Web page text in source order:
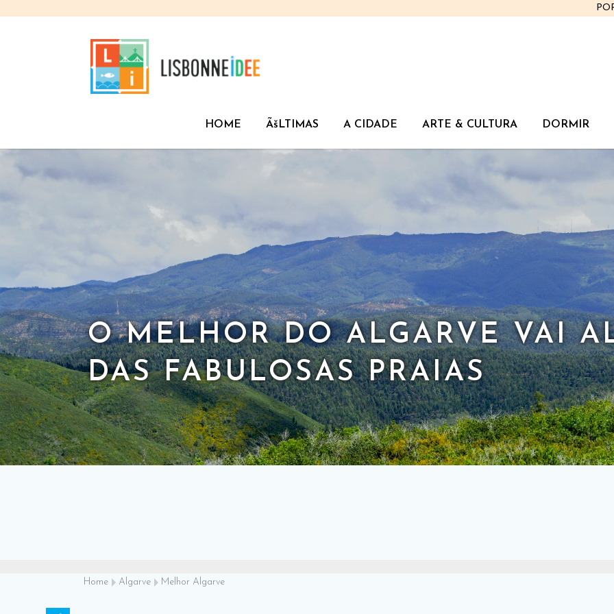
HOME ÃšLTIMAS A CIDADE ARTE & CULTURA DORMIR
O MELHOR DO ALGARVE VAI
DAS FABULOSAS PRAIAS
Home Algarve Melhor Algarve